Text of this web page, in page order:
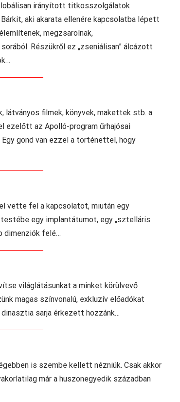
irányított titkosszolgálatok
aki akarata ellenére kapcsolatba lépett
megzsarolnak,
Részükről ez „zseniálisan” álcázott
látványos filmek, könyvek, makettek stb. a
ezelőtt az Apolló-program űrhajósai
gond van ezzel a történettel, hogy
vette fel a kapcsolatot, miután egy
egy implantátumot, egy „sztelláris
dimenziók felé…
világlátásunkat a minket körülvevő
magas színvonalú, exkluzív előadókat
sarja érkezett hozzánk…
is szembe kellett nézniük. Csak akkor
már a huszonegyedik században